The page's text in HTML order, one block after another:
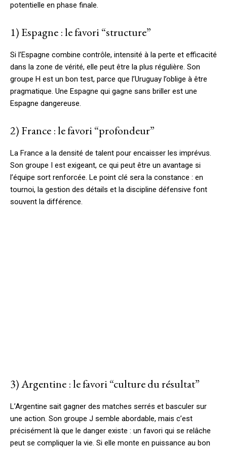
potentielle en phase finale.
1) Espagne : le favori “structure”
Si l’Espagne combine contrôle, intensité à la perte et efficacité
dans la zone de vérité, elle peut être la plus régulière. Son
groupe H est un bon test, parce que l’Uruguay l’oblige à être
pragmatique. Une Espagne qui gagne sans briller est une
Espagne dangereuse.
2) France : le favori “profondeur”
La France a la densité de talent pour encaisser les imprévus.
Son groupe I est exigeant, ce qui peut être un avantage si
l’équipe sort renforcée. Le point clé sera la constance : en
tournoi, la gestion des détails et la discipline défensive font
souvent la différence.
3) Argentine : le favori “culture du résultat”
L’Argentine sait gagner des matches serrés et basculer sur
une action. Son groupe J semble abordable, mais c’est
précisément là que le danger existe : un favori qui se relâche
peut se compliquer la vie. Si elle monte en puissance au bon